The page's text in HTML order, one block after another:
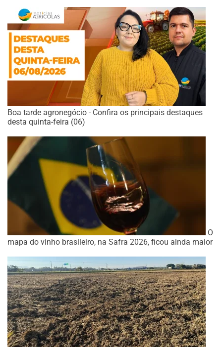
Boa tarde agronegócio - Confira os principais destaques
desta quinta-feira (06)
O
mapa do vinho brasileiro, na Safra 2026, ficou ainda maior